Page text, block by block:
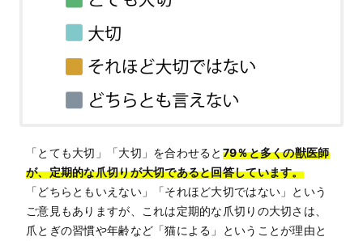
「とても大切」「大切」を合わせると 79％と多くの獣医師
が、定期的な爪切りが大切であると回答しています。
「どちらともいえない」「それほど大切ではない」という
ご意見もありますが、これは定期的な爪切りの大切さは、
爪とぎの習慣や年齢など「猫による」ということが理由と